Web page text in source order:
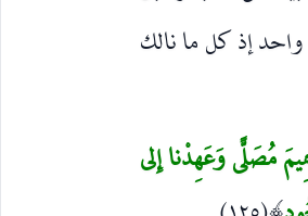
واحد إذ كل ما نالك
مُصَلًّى وَعَهِدْنا إِلى